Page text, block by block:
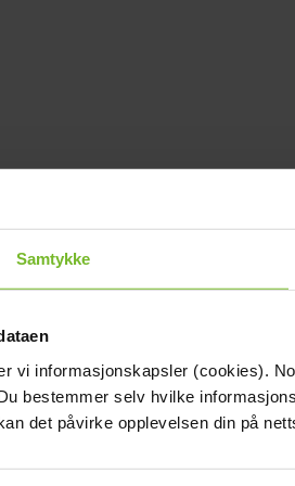
Samtykke
vi informasjonskapsler (cookies).
bestemmer selv hvilke
det påvirke opplevelsen din på